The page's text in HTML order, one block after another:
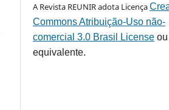
A Revista REUNIR adota Licença
Commons Atribuição-Uso não-
comercial 3.0 Brasil License
equivalente.